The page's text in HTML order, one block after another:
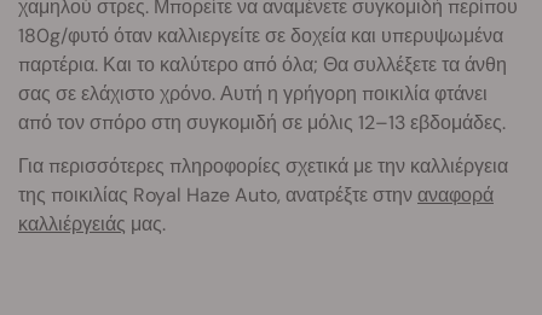
χαμηλού στρες. Μπορείτε να αναμένετε συγκομιδή περίπου
180g/φυτό όταν καλλιεργείτε σε δοχεία και υπερυψωμένα
παρτέρια. Και το καλύτερο από όλα; Θα συλλέξετε τα άνθη
σας σε ελάχιστο χρόνο. Αυτή η γρήγορη ποικιλία φτάνει
από τον σπόρο στη συγκομιδή σε μόλις 12–13 εβδομάδες.
Για περισσότερες πληροφορίες σχετικά με την καλλιέργεια
της ποικιλίας Royal Haze Auto, ανατρέξτε στηναναφορά
καλλιέργειάς μας.